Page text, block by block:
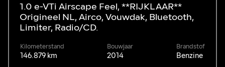
1.0 e-VTi Airscape Feel, **RIJKLAAR**
Origineel NL, Airco, Vouwdak, Bluetooth,
Limiter, Radio/CD.
Kilometerstand
146.879 km
Bouwjaar
2014
Brandstof
Benzine